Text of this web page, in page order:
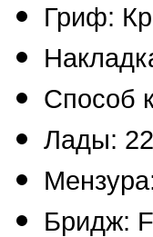
Гриф:
Способ
Лады: 22
Бридж: